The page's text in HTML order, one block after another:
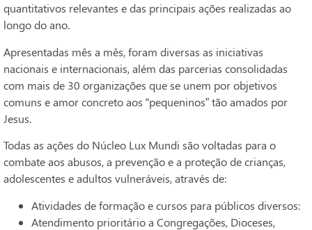
quantitativos relevantes e das principais ações realizadas ao
longo do ano.
Apresentadas mês a mês, foram diversas as iniciativas
nacionais e internacionais, além das parcerias consolidadas
com mais de 30 organizações que se unem por objetivos
comuns e amor concreto aos “pequeninos” tão amados por
Jesus.
Todas as ações do Núcleo Lux Mundi são voltadas para o
combate aos abusos, a prevenção e a proteção de crianças,
adolescentes e adultos vulneráveis, através de:
Atividades de formação e cursos para públicos diversos:
Atendimento prioritário a Congregações, Dioceses,